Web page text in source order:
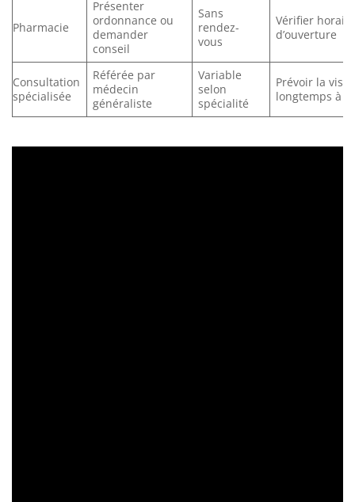
Pharmacie
Présenter
ordonnance ou
demander
conseil
Sans
rendez-
vous
Vérifier
d’ouverture
Consultation
spécialisée
Référée par
médecin
généraliste
Variable
selon
spécialité
Prévoir la
longtemps à